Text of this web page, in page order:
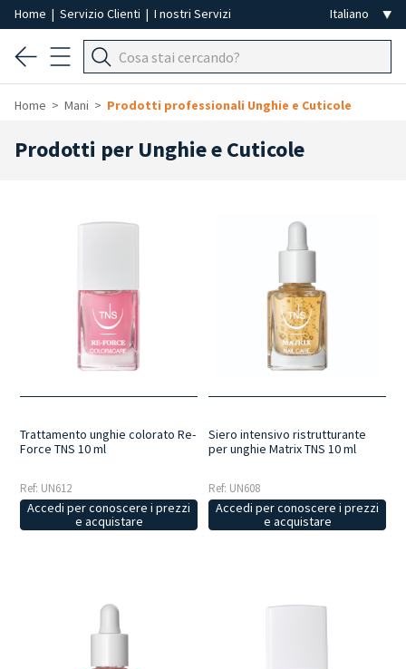
Home | Servizio Clienti | I nostri Servizi
Home Mani Prodotti professionali Unghie e Cuticole
Prodotti per Unghie e Cuticole
Trattamento unghie colorato Re-
Force TNS 10 ml
Ref: UN612
Accedi per conoscere i prezzi
e acquistare
Siero intensivo ristrutturante
per unghie Matrix TNS 10 ml
Ref: UN608
Accedi per conoscere i prezzi
e acquistare